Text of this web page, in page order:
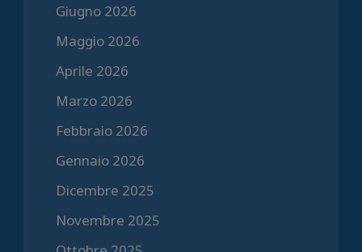
Giugno 2026
Maggio 2026
Aprile 2026
Marzo 2026
Febbraio 2026
Gennaio 2026
Dicembre 2025
Novembre 2025